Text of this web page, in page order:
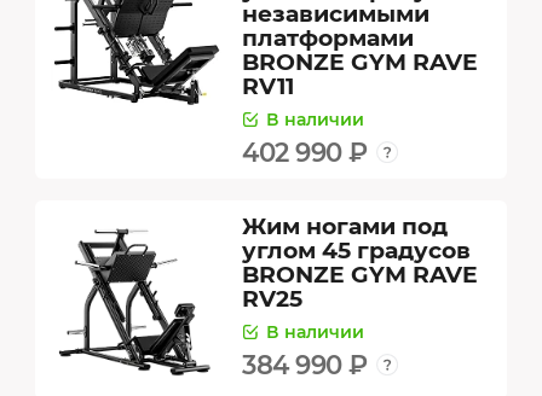
независимыми
платформами
BRONZE GYM RAVE
RV11
В наличии
402 990 ₽
Жим ногами под
углом 45 градусов
BRONZE GYM RAVE
RV25
В наличии
384 990 ₽